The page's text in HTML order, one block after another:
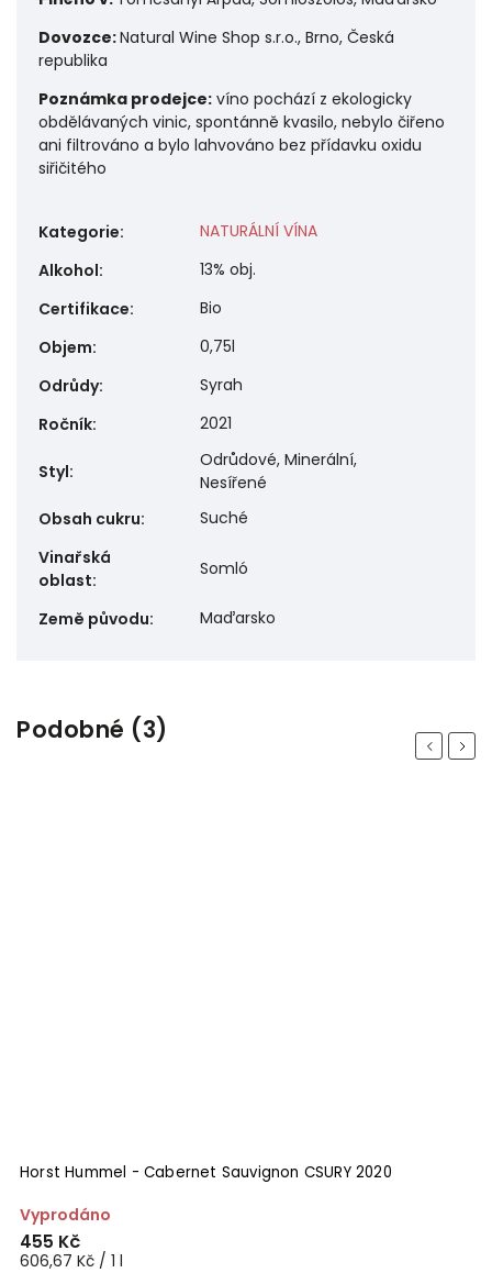
Dovozce:Natural Wine Shop s.r.o., Brno, Česká
republika
Poznámka prodejce: víno pochází z ekologicky
obdělávaných vinic, spontánně kvasilo, nebylo čiřeno
ani filtrováno a bylo lahvováno bez přídavku oxidu
siřičitého
Kategorie:
NATURÁLNÍ VÍNA
Alkohol:
13% obj.
Certifikace:
Bio
Objem:
0,75l
Odrůdy:
Syrah
Ročník: 2021
Styl:
Odrůdové, Minerální,
Nesířené
Obsah cukru:
Suché
Vinařská
oblast:
Somló
Země původu: Maďarsko
Podobné (3) Previous
Horst Hummel - Cabernet Sauvignon CSURY 2020
Vyprodáno
455 Kč
606,67 Kč / 1 l
Next